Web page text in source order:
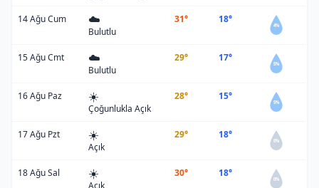
14 Ağu Cum ☁️
Bulutlu
31° 18°
4%
15 Ağu Cmt ☁️
Bulutlu
29° 17°
5%
16 Ağu Paz ☀️
Çoğunlukla Açık
28° 15°
5%
17 Ağu Pzt ☀️
Açık
29° 18°
0%
18 Ağu Sal ☀️
Açık
30° 18°
0%